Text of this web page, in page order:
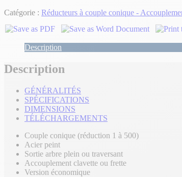
Catégorie : Réducteurs à couple conique -
Description
Description
GÉNÉRALITÉS
SPÉCIFICATIONS
DIMENSIONS
TÉLÉCHARGEMENTS
Couple conique (réduction 1 à 500)
Acier peint
Sortie arbre plein ou traversant
Accouplement clavette ou frette
Version économique